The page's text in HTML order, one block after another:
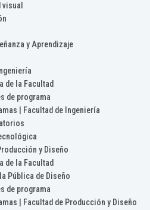
y Aprendizaje
de la Facultad
de programa
| Facultad de Ingeniería
y Diseño
de la Facultad
Pública de Diseño
de programa
| Facultad de Producción y Diseño